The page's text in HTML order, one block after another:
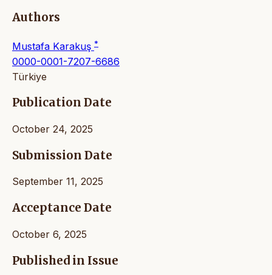
Authors
Mustafa Karakuş *
0000-0001-7207-6686
Türkiye
Publication Date
October 24, 2025
Submission Date
September 11, 2025
Acceptance Date
October 6, 2025
Published in Issue